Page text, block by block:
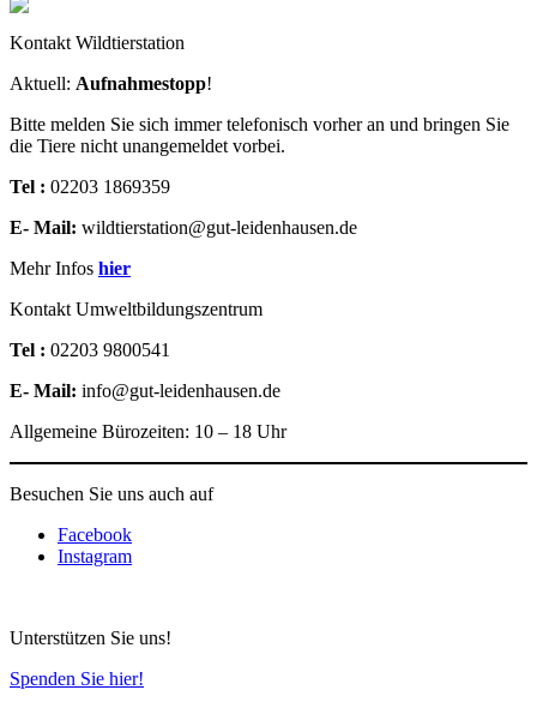
Kontakt Wildtierstation
Aktuell: Aufnahmestopp!
Bitte melden Sie sich immer telefonisch vorher an und bringen Sie
die Tiere nicht unangemeldet vorbei.
Tel : 02203 1869359
E- Mail: wildtierstation@gut-leidenhausen.de
Mehr Infos hier
Kontakt Umweltbildungszentrum
Tel : 02203 9800541
E- Mail: info@gut-leidenhausen.de
Allgemeine Bürozeiten: 10 – 18 Uhr
Besuchen Sie uns auch auf
Facebook
Instagram
Unterstützen Sie uns!
Spenden Sie hier!